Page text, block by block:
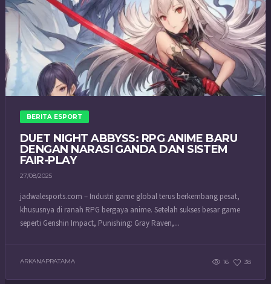
BERITA ESPORT
DUET NIGHT ABBYSS: RPG ANIME BARU
DENGAN NARASI GANDA DAN SISTEM
FAIR-PLAY
27/08/2025
jadwalesports.com – Industri game global terus berkembang pesat,
khususnya di ranah RPG bergaya anime. Setelah sukses besar game
seperti Genshin Impact, Punishing: Gray Raven,...
ARKANAPRATAMA 16 38